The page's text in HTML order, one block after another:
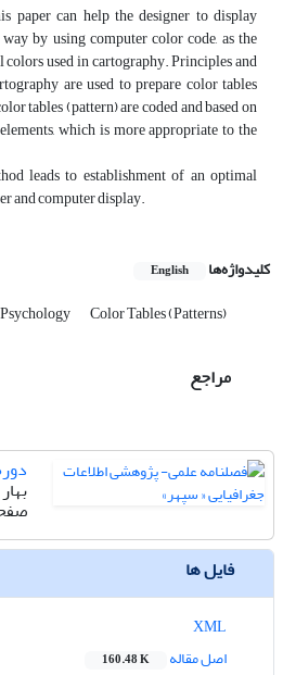
paper can help the designer to display
by using computer color code, as the
used in cartography. Principles and
are used to prepare color tables
tables (pattern) are coded and based on
which is more appropriate to the
leads to establishment of an optimal
and computer display.
کلیدواژه‌ها English
Color Tables (Patterns)
مراجع
دوره 17،
بهار 1387
فایل ها
اصل مقاله
160.48 K